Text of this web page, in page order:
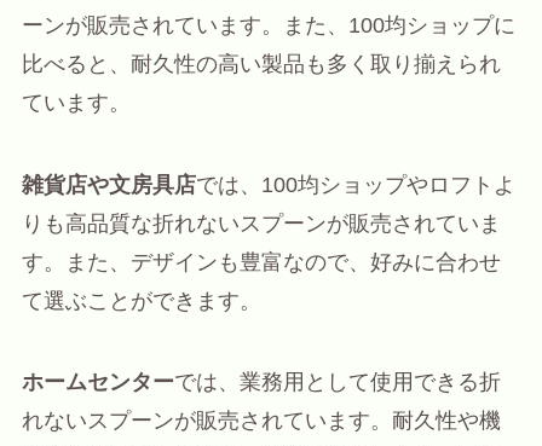
ーンが販売されています。また、100均ショップに
比べると、耐久性の高い製品も多く取り揃えられ
ています。
雑貨店や文房具店では、100均ショップやロフトよ
りも高品質な折れないスプーンが販売されていま
す。また、デザインも豊富なので、好みに合わせ
て選ぶことができます。
ホームセンターでは、業務用として使用できる折
れないスプーンが販売されています。耐久性や機